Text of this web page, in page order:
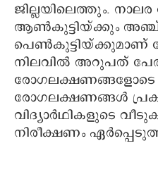
ജില്ലയിലെത്തും.
ആണ്‍കുട്ടിയ്ക്കും
പെണ്‍കുട്ടിയ്ക്കുമാണ്
നിലവില്‍ അറുപത്
രോഗലക്ഷണങ്ങളോടെ
രോഗലക്ഷണങ്ങള്‍
വിദ്യാര്‍ഥികളുടെ
നിരീക്ഷണം